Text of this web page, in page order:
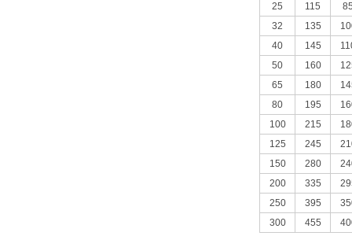
25
115
32
135
40
145
50
160
65
180
80
195
100
215
125
245
150
280
200
335
250
395
300
455